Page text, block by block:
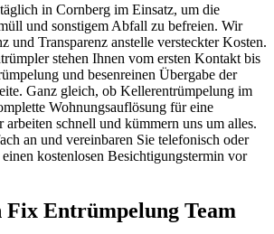
in Cornberg im Einsatz, um die
und sonstigem Abfall zu befreien. Wir
und Transparenz anstelle versteckter Kosten.
stehen Ihnen vom ersten Kontakt bis
und besenreinen Übergabe der
Ganz gleich, ob Kellerentrümpelung im
Wohnungsauflösung für eine
schnell und kümmern uns um alles.
an und vereinbaren Sie telefonisch oder
kostenlosen Besichtigungstermin vor
Entrümpelung Team